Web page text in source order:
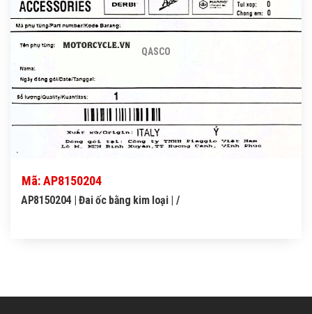
QASCO
Mã: AP8150204
AP8150204 | Đai ốc bằng kim loại | /